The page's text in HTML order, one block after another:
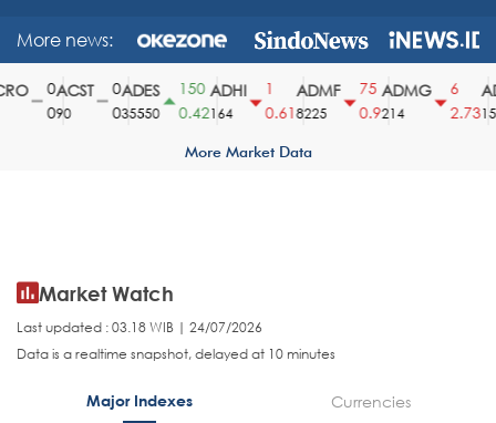
More news:
ACST
90
ADES
35550
150
0.42
ADHI
164
0.61
ADMF
8225
75
0.9
ADMG
214
2.73
More Market Data
Market Watch
Last updated : 03.18 WIB | 24/07/2026
Data is a realtime snapshot, delayed at 10 minutes
Major Indexes Currencies